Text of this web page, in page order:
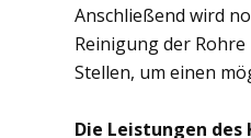
Anschließend wird
Reinigung der
Stellen, um einen
Die Leistungen des